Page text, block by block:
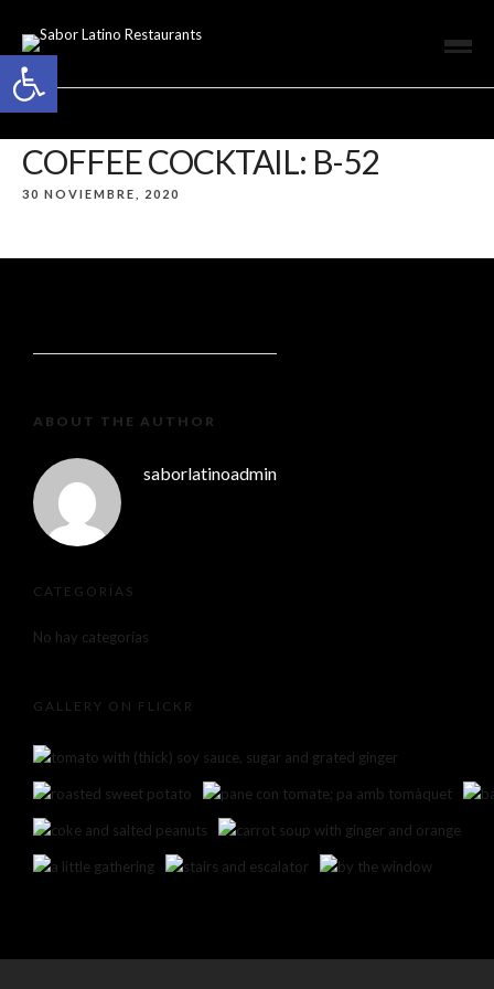
COFFEE COCKTAIL: B-52
30 NOVIEMBRE, 2020
ABOUT THE AUTHOR
saborlatinoadmin
CATEGORÍAS
No hay categorías
GALLERY ON FLICKR
Open toolbar